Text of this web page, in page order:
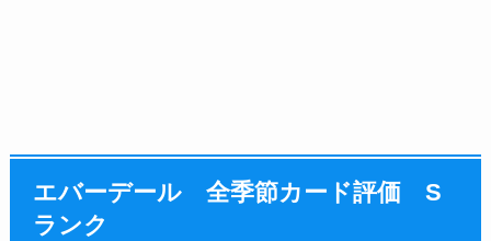
エバーデール 全季節カード評価 S
ランク